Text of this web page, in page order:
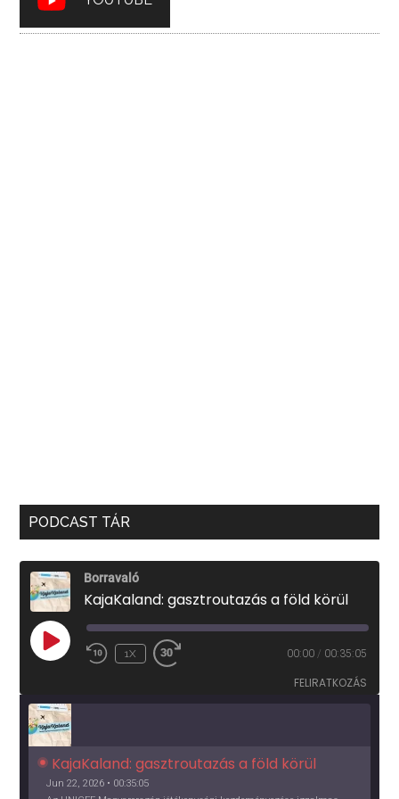
PODCAST TÁR
Borravaló
KajaKaland: gasztroutazás a föld körül
PLAY
EPISODE
1X 00:00 / 00:35:05
FELIRATKOZÁS
KajaKaland: gasztroutazás a föld körül
Jun 22, 2026 • 00:35:05